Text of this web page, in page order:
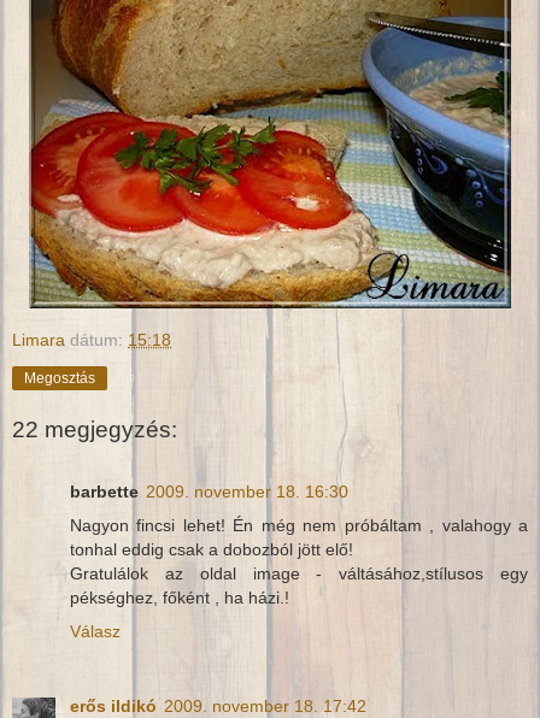
Limara dátum: 15:18
Megosztás
22 megjegyzés:
barbette 2009. november 18. 16:30
Nagyon fincsi lehet! Én még nem próbáltam , valahogy a
tonhal eddig csak a dobozból jött elő!
Gratulálok az oldal image - váltásához,stílusos egy
pékséghez, főként , ha házi.!
Válasz
erős ildikó 2009. november 18. 17:42